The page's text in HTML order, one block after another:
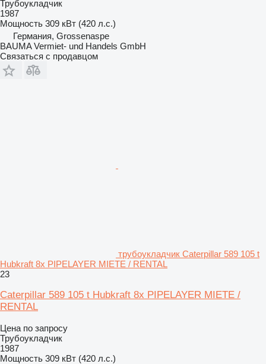
Трубоукладчик
1987
Мощность 309 кВт (420 л.с.)
Германия, Grossenaspe
BAUMA Vermiet- und Handels GmbH
Связаться с продавцом
трубоукладчик Caterpillar 589 105 t
Hubkraft 8x PIPELAYER MIETE / RENTAL
23
Caterpillar 589 105 t Hubkraft 8x PIPELAYER MIETE /
RENTAL
Цена по запросу
Трубоукладчик
1987
Мощность 309 кВт (420 л.с.)